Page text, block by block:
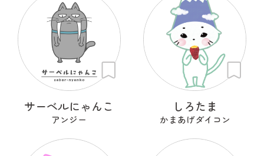
サーベルにゃんこ
アンジー
しろたま
かまあげダイコン